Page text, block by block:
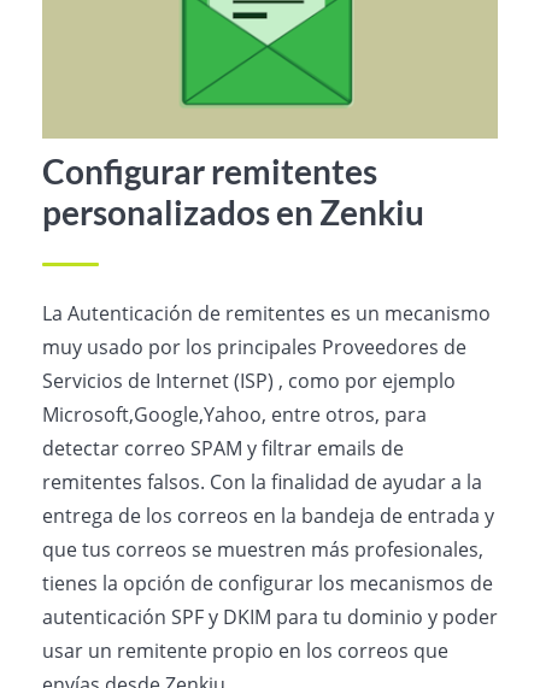
Configurar remitentes
personalizados en Zenkiu
La Autenticación de remitentes es un mecanismo
muy usado por los principales Proveedores de
Servicios de Internet (ISP) , como por ejemplo
Microsoft,Google,Yahoo, entre otros, para
detectar correo SPAM y filtrar emails de
remitentes falsos. Con la finalidad de ayudar a la
entrega de los correos en la bandeja de entrada y
que tus correos se muestren más profesionales,
tienes la opción de configurar los mecanismos de
autenticación SPF y DKIM para tu dominio y poder
usar un remitente propio en los correos que